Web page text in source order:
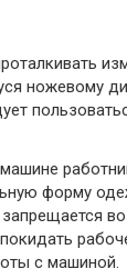
ножевому
форму
запрещается
с машиной.